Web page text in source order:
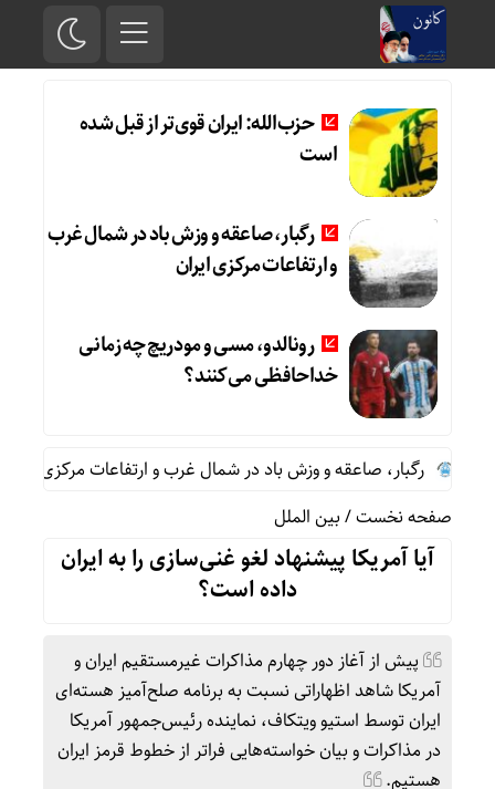
حزب‌الله: ایران قوی‌تر از قبل شده
است
رگبار، صاعقه و وزش باد در شمال غرب
و ارتفاعات مرکزی ایران
رونالدو، مسی و مودریچ چه زمانی
خداحافظی می‌کنند؟
رگبار، صاعقه و وزش باد در شمال غرب و ارتفاعات مرکزی ایران
صفحه نخست/بین الملل
آیا آمریکا پیشنهاد لغو غنی‌سازی را به ایران
داده است؟
پیش از آغاز دور چهارم مذاکرات غیرمستقیم ایران و
آمریکا شاهد اظهاراتی نسبت به برنامه صلح‌آمیز هسته‌ای
ایران توسط استیو ویتکاف، نماینده رئیس‌جمهور آمریکا
در مذاکرات و بیان خواسته‌هایی فراتر از خطوط قرمز ایران
هستیم.